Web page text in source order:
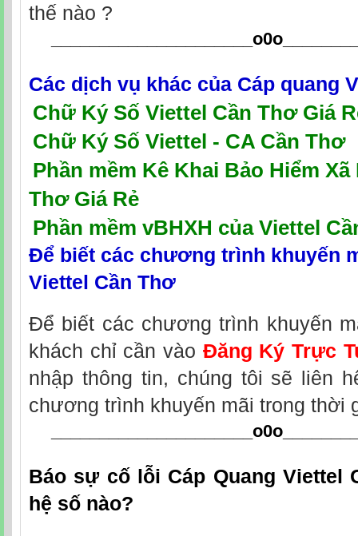
thế nào ?
_____________________o0o
Các dịch vụ khác của Cáp quang
Chữ Ký Số Viettel Cần Thơ Giá
Chữ Ký Số Viettel - CA Cần Thơ
Phần mềm Kê Khai Bảo Hiểm
Thơ Giá Rẻ
Phần mềm vBHXH của Viettel
Để biết các chương trình khuyến
Viettel Cần Thơ
Để biết các chương trình khuyến
khách chỉ cần vào Đăng Ký Trực
nhập thông tin, chúng tôi sẽ liên
chương trình khuyến mãi trong thời
_____________________o0o
Báo sự cố lỗi Cáp Quang Viettel
hệ số nào?